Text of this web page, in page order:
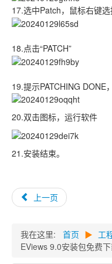
17.选中Patch，鼠标右键
18.点击“PATCH”
19.提示PATCHING DONE
20.双击图标，运行软件
21.安装结束。
上一页
我在这里: 首页 ▶ 工
EViews 9.0安装包免费